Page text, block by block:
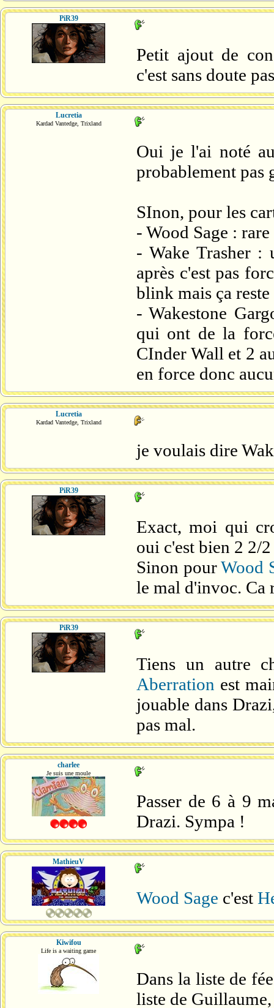
PiR39
Petit ajout de
c'est sans doute
Lucretia
Kardad Vantedge, Trixland
Oui je l'ai noté
probablement pas
SInon, pour les
- Wood Sage :
- Wake Trasher :
après c'est pas
blink mais ça
- Wakestone
qui ont de la
CInder Wall et 2
en force donc
Lucretia
Kardad Vantedge, Trixland
je voulais dire
PiR39
Exact, moi qui
oui c'est bien 2 2/
Sinon pourWood
le mal d'invoc. Ca
PiR39
Tiens un autre
Aberration est
jouable dans
pas mal.
charlee
Je suis une moule
Passer de 6 à 9
Drazi. Sympa !
MathieuV
Wood Sage c'est
Kiwifou
Life is a waiting game
Dans la liste de
liste de